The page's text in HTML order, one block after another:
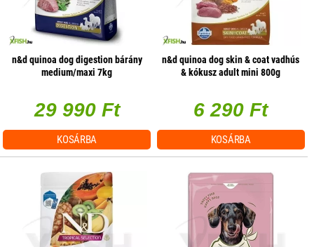
n&d quinoa dog digestion bárány
medium/maxi 7kg
29 990 Ft
KOSÁRBA
n&d quinoa dog skin & coat vadhús
& kókusz adult mini 800g
6 290 Ft
KOSÁRBA